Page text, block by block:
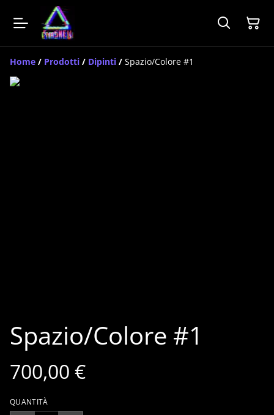
Home / Prodotti / Dipinti / Spazio/Colore #1
Spazio/Colore #1
700,00 €
QUANTITÀ